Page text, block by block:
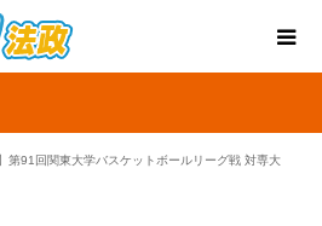
第91回関東大学バスケットボールリーグ戦 対専大